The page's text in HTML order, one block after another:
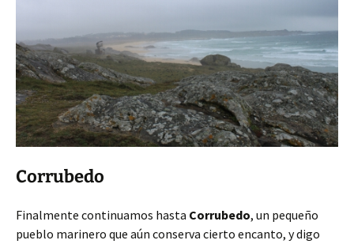
Corrubedo
Finalmente continuamos hasta Corrubedo, un pequeño
pueblo marinero que aún conserva cierto encanto, y digo